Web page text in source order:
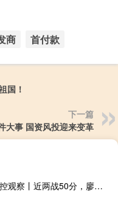
商 首付款
国！
下一篇
大事 国资风投迎来变革
北控观察丨近两战50分，廖三宁快速涨球，他已成国家队未来主力后场？篮板短板需改善